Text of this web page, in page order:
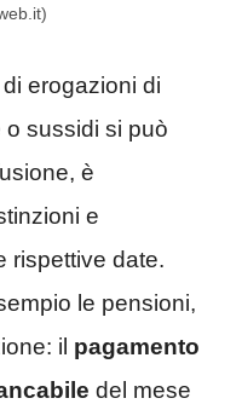
erogazioni di
sussidi si può
è
e
rispettive date.
le pensioni,
il pagamento
del mese